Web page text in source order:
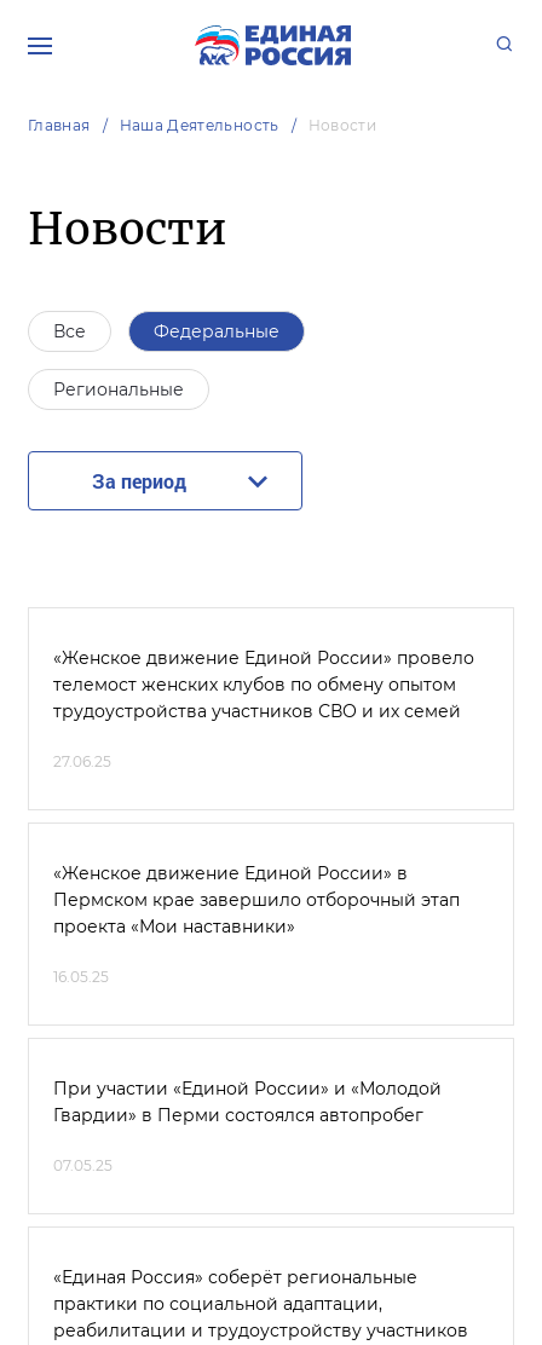
Главная Наша Деятельность Новости
Новости
Все Федеральные
Региональные
За период
«Женское движение Единой России» провело
телемост женских клубов по обмену опытом
трудоустройства участников СВО и их семей
27.06.25
«Женское движение Единой России» в
Пермском крае завершило отборочный этап
проекта «Мои наставники»
16.05.25
При участии «Единой России» и «Молодой
Гвардии» в Перми состоялся автопробег
07.05.25
«Единая Россия» соберёт региональные
практики по социальной адаптации,
реабилитации и трудоустройству участников